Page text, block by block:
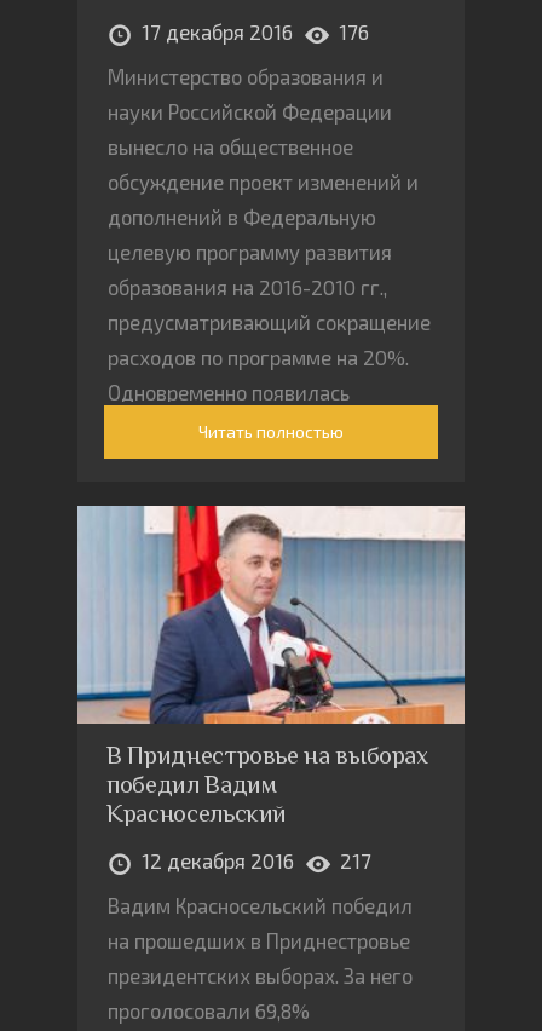
17 декабря 2016
176
Министерство образования и
науки Российской Федерации
вынесло на общественное
обсуждение проект изменений и
дополнений в Федеральную
целевую программу развития
образования на 2016-2010 гг.,
предусматривающий сокращение
расходов по программе на 20%.
Одновременно появилась
информация о пересмотре
«Дорожной карты» по повышению
науки от 30 апреля 2014 г. в части
выполнения «майских указов»
президента РФ относительно
уровня оплаты работников
образования. Предлагаемые
сокращения финансирования
коснутся в первую очередь
расходов на развитие учебных
заведений и улучшение условий
труда преподавателей
Читать полностью
В Приднестровье на выборах
победил Вадим
Красносельский
12 декабря 2016
217
Вадим Красносельский победил
на прошедших в Приднестровье
президентских выборах. За него
проголосовали 69,8%